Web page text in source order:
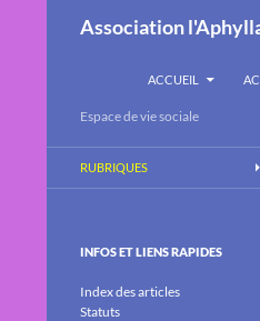
Association
ACCUEIL
Espace de vie sociale
RUBRIQUES
INFOS ET LIENS RAPIDES
Index des articles
Statuts